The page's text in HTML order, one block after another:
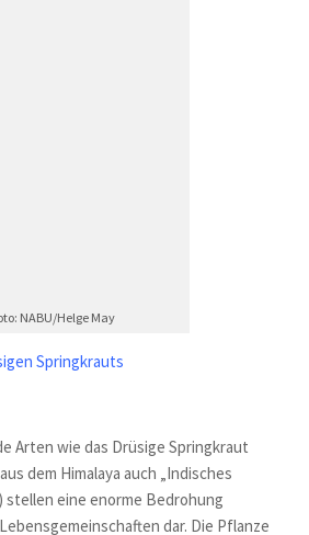
NABU/Helge May
Springkrauts
Arten wie das Drüsige Springkraut
dem Himalaya auch „Indisches
stellen eine enorme Bedrohung
dar. Die Pflanze